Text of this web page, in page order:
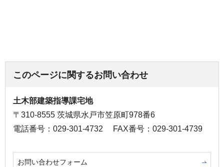
このページに関するお問い合わせ
土木部建築指導課宅地
〒310-8555 茨城県水戸市笠原町978番6
電話番号：029-301-4732
FAX番号：029-301-4739
お問い合わせフォーム